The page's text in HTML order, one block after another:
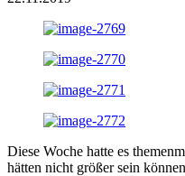
Diese Woche hatte es
hätten nicht größer sein